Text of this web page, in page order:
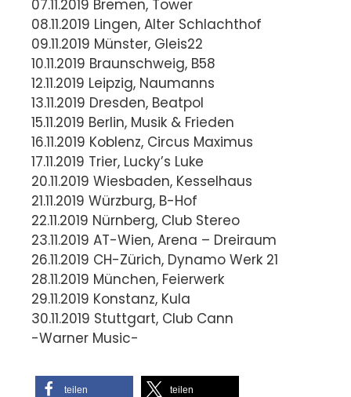
07.11.2019 Bremen, Tower
08.11.2019 Lingen, Alter Schlachthof
09.11.2019 Münster, Gleis22
10.11.2019 Braunschweig, B58
12.11.2019 Leipzig, Naumanns
13.11.2019 Dresden, Beatpol
15.11.2019 Berlin, Musik & Frieden
16.11.2019 Koblenz, Circus Maximus
17.11.2019 Trier, Lucky’s Luke
20.11.2019 Wiesbaden, Kesselhaus
21.11.2019 Würzburg, B-Hof
22.11.2019 Nürnberg, Club Stereo
23.11.2019 AT-Wien, Arena – Dreiraum
26.11.2019 CH-Zürich, Dynamo Werk 21
28.11.2019 München, Feierwerk
29.11.2019 Konstanz, Kula
30.11.2019 Stuttgart, Club Cann
-Warner Music-
teilen teilen